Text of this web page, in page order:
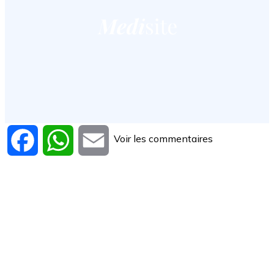
Facebook WhatsApp
Email
Voir les commentaires